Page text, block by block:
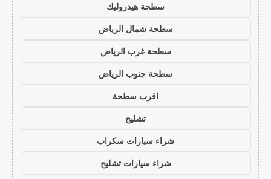
سطحة هيدروليك
سطحة شمال الرياض
سطحة غرب الرياض
سطحة جنوب الرياض
اقرب سطحة
تشليح
شراء سيارات سكراب
شراء سيارات تشليح